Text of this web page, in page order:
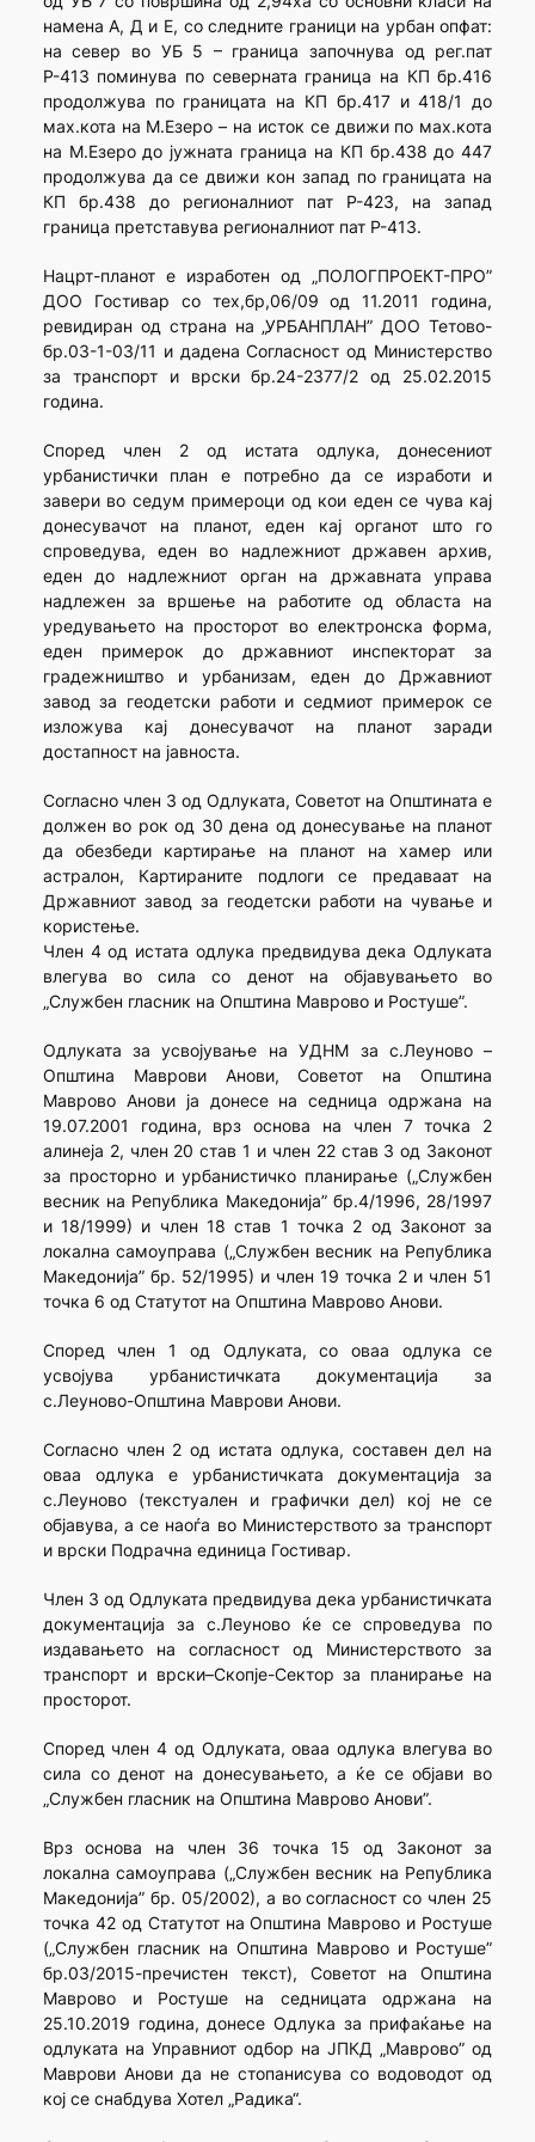
намена А, Д и Е, со следните граници на урбан опфат:
на север во УБ 5 – граница започнува од рег.пат
Р-413 поминува по северната граница на КП бр.416
продолжува по границата на КП бр.417 и 418/1 до
мах.кота на М.Езеро – на исток се движи по мах.кота
на М.Езеро до јужната граница на КП бр.438 до 447
продолжува да се движи кон запад по границата на
КП бр.438 до регионалниот пат Р-423, на запад
граница претставува регионалниот пат Р-413.
Нацрт-планот е изработен од „ПОЛОГПРОЕКТ-ПРО”
ДОО Гостивар со тех,бр,06/09 од 11.2011 година,
ревидиран од страна на „УРБАНПЛАН” ДОО Тетово-
бр.03-1-03/11 и дадена Согласност од Министерство
за транспорт и врски бр.24-2377/2 од 25.02.2015
година.
Според член 2 од истата одлука, донесениот
урбанистички план е потребно да се изработи и
завери во седум примероци од кои еден се чува кај
донесувачот на планот, еден кај органот што го
спроведува, еден во надлежниот државен архив,
еден до надлежниот орган на државната управа
надлежен за вршење на работите од областа на
уредувањето на просторот во електронска форма,
еден примерок до државниот инспекторат за
градежништво и урбанизам, еден до Државниот
завод за геодетски работи и седмиот примерок се
изложува кај донесувачот на планот заради
достапност на јавноста.
Согласно член 3 од Одлуката, Советот на Општината е
должен во рок од 30 дена од донесување на планот
да обезбеди картирање на планот на хамер или
астралон, Картираните подлоги се предаваат на
Државниот завод за геодетски работи на чување и
користење.
Член 4 од истата одлука предвидува дека Одлуката
влегува во сила со денот на објавувањето во
„Службен гласник на Општина Маврово и Ростуше”.
Одлуката за усвојување на УДНМ за с.Леуново –
Општина Маврови Анови, Советот на Општина
Маврово Анови ја донесе на седница одржана на
19.07.2001 година, врз основа на член 7 точка 2
алинеја 2, член 20 став 1 и член 22 став 3 од Законот
за просторно и урбанистичко планирање („Службен
весник на Република Македонија” бр.4/1996, 28/1997
и 18/1999) и член 18 став 1 точка 2 од Законот за
локална самоуправа („Службен весник на Република
Македонија” бр. 52/1995) и член 19 точка 2 и член 51
точка 6 од Статутот на Општина Маврово Анови.
Според член 1 од Одлуката, со оваа одлука се
усвојува урбанистичката документација за
с.Леуново-Општина Маврови Анови.
Согласно член 2 од истата одлука, составен дел на
оваа одлука е урбанистичката документација за
с.Леуново (текстуален и графички дел) кој не се
објавува, а се наоѓа во Министерството за транспорт
и врски Подрачна единица Гостивар.
Член 3 од Одлуката предвидува дека урбанистичката
документација за с.Леуново ќе се спроведува по
издавањето на согласност од Министерството за
транспорт и врски–Скопје-Сектор за планирање на
просторот.
Според член 4 од Одлуката, оваа одлука влегува во
сила со денот на донесувањето, а ќе се објави во
„Службен гласник на Општина Маврово Анови”.
Врз основа на член 36 точка 15 од Законот за
локална самоуправа („Службен весник на Република
Македонија” бр. 05/2002), а во согласност со член 25
точка 42 од Статутот на Општина Маврово и Ростуше
(„Службен гласник на Општина Маврово и Ростуше”
бр.03/2015-пречистен текст), Советот на Општина
Маврово и Ростуше на седницата одржана на
25.10.2019 година, донесе Одлука за прифаќање на
одлуката на Управниот одбор на ЈПКД „Маврово” од
Маврови Анови да не стопанисува со водоводот од
кој се снабдува Хотел „Радика“.